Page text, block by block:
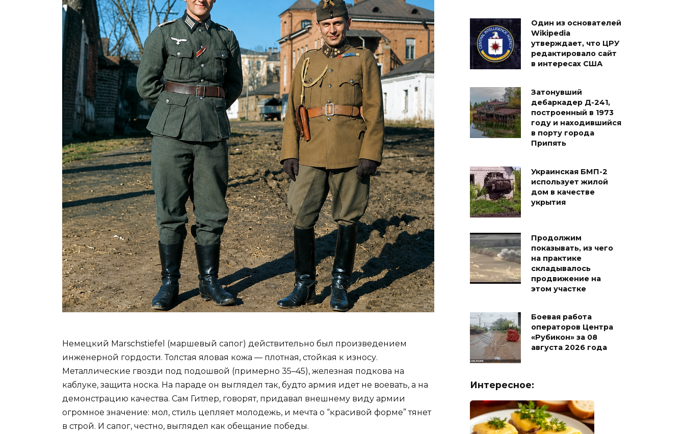
Немецкий Marschstiefel (маршевый сапог) действительно был произведением
инженерной гордости. Толстая яловая кожа — плотная, стойкая к износу.
Металлические гвозди под подошвой (примерно 35–45), железная подкова на
каблуке, защита носка. На параде он выглядел так, будто армия идет не воевать, а на
демонстрацию качества. Сам Гитлер, говорят, придавал внешнему виду армии
огромное значение: мол, стиль цепляет молодежь, и мечта о “красивой форме” тянет
в строй. И сапог, честно, выглядел как обещание победы.
Один из основателей
Wikipedia
утверждает, что ЦРУ
редактировало сайт
в интересах США
Затонувший
дебаркадер Д-241,
построенный в 1973
году и находившийся
в порту города
Припять
Украинская БМП-2
использует жилой
дом в качестве
укрытия
Продолжим
показывать, из чего
на практике
складывалось
продвижение на
этом участке
Боевая работа
операторов Центра
«Рубикон» за 08
августа 2026 года
Интересное: